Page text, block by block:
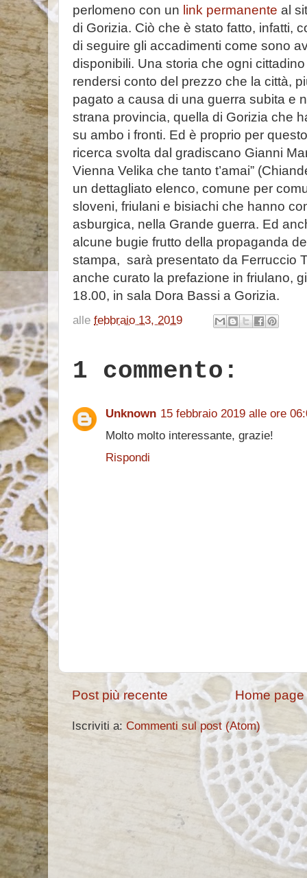
perlomeno con un link permanente al
di Gorizia. Ciò che è stato fatto, infatti,
di seguire gli accadimenti come sono
disponibili. Una storia che ogni
rendersi conto del prezzo che la città,
pagato a causa di una guerra subita e
strana provincia, quella di Gorizia che
su ambo i fronti. Ed è proprio per
ricerca svolta dal gradiscano Gianni
Vienna Velika che tanto t’amai”
un dettagliato elenco, comune per
sloveni, friulani e bisiachi che hanno
asburgica, nella Grande guerra. Ed
alcune bugie frutto della propaganda
stampa, sarà presentato da Ferruccio
anche curato la prefazione in friulano,
18.00, in sala Dora Bassi a Gorizia.
alle febbraio 13, 2019
1 commento:
Unknown 15 febbraio 2019 alle ore
Molto molto interessante, grazie!
Rispondi
Post più recente Home page
Iscriviti a: Commenti sul post (Atom)